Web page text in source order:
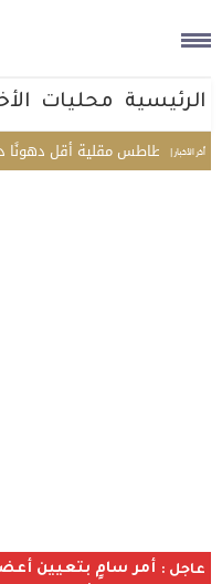
الرئيسية محليات
أخر الأخبار |
تُنتج بطاطس مقلية أقل دهونًا
عاجل : أمر سامٍ بتعيين